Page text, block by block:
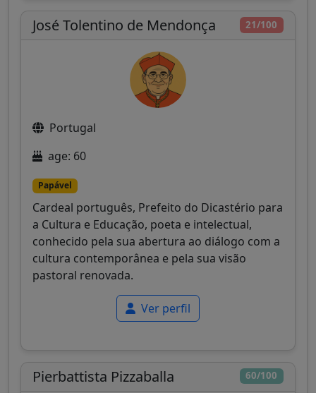
21/100
José Tolentino de Mendonça
Portugal
age: 60
Papável
Cardeal português, Prefeito do Dicastério para
a Cultura e Educação, poeta e intelectual,
conhecido pela sua abertura ao diálogo com a
cultura contemporânea e pela sua visão
pastoral renovada.
Ver perfil
60/100
Pierbattista Pizzaballa